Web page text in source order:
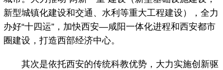
新型城镇化建设和交通、水利等重大工程建设），全力
办好“十四运”，加快西安—咸阳一体化进程和西安都市
圈建设，打造西部经济中心。
其次是依托西安的传统科教优势，大力实施创新驱